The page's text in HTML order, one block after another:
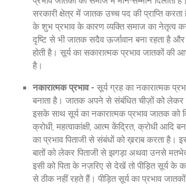
सरकारी क्षेत्र में जातक उच्च पद की प्राप्ति
के शुभ प्रभाव के कारण व्यक्ति समाज का नेतृत्व
दृष्टि से भी जातक सदैव ऊर्जावान बना रहता है
होती है। सूर्य का सकारात्मक प्रभाव जातकों की
है।
नकारात्मक प्रभाव - सूर्य ग्रह का नकारात्मक
बनाता है। जातक अपने से संबंधित चीज़ों को लेकर
इसके साथ सूर्य का नकारात्मक प्रभाव जातक को
क्रोधी, महत्वाकांक्षी, आत्म केंद्रित, क्रोधी आदि
का प्रभाव पिताजी से संबंधों को ख़राब करता है।
बातों को लेकर पिताजी से झगड़ा अथवा उनसे
इसी को पिता के नज़रिए से देखें तो पीड़ित सूर्य के
से ठीक नहीं रहते हैं। पीड़ित सूर्य का प्रभाव